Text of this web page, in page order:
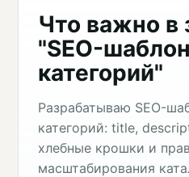
Что важно в
"SEO-
категорий"
Разрабатываю SEO-
категорий: title,
хлебные крошки и
масштабирования